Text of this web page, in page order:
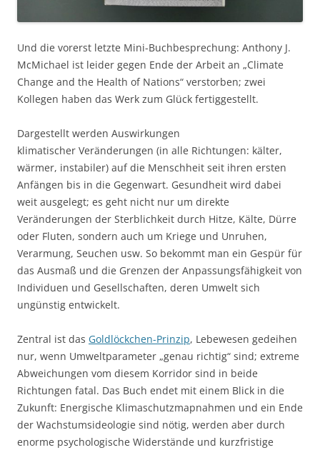
Und die vorerst letzte Mini-Buchbesprechung: Anthony J.
McMichael ist leider gegen Ende der Arbeit an „Climate
Change and the Health of Nations“ verstorben; zwei
Kollegen haben das Werk zum Glück fertiggestellt.
Dargestellt werden Auswirkungen
klimatischer Veränderungen (in alle Richtungen: kälter,
wärmer, instabiler) auf die Menschheit seit ihren ersten
Anfängen bis in die Gegenwart. Gesundheit wird dabei
weit ausgelegt; es geht nicht nur um direkte
Veränderungen der Sterblichkeit durch Hitze, Kälte, Dürre
oder Fluten, sondern auch um Kriege und Unruhen,
Verarmung, Seuchen usw. So bekommt man ein Gespür für
das Ausmaß und die Grenzen der Anpassungsfähigkeit von
Individuen und Gesellschaften, deren Umwelt sich
ungünstig entwickelt.
Zentral ist das Goldlöckchen-Prinzip, Lebewesen gedeihen
nur, wenn Umweltparameter „genau richtig“ sind; extreme
Abweichungen vom diesem Korridor sind in beide
Richtungen fatal. Das Buch endet mit einem Blick in die
Zukunft: Energische Klimaschutzmapnahmen und ein Ende
der Wachstumsideologie sind nötig, werden aber durch
enorme psychologische Widerstände und kurzfristige